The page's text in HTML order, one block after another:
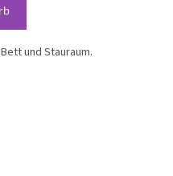
und Stauraum.